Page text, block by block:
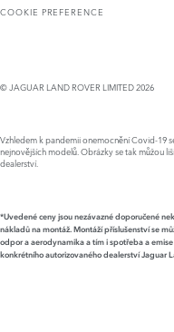
COOKIE PREFERENCE
© JAGUAR LAND ROVER LIMITED 2026
Vzhledem k pandemii onemocnění Covid-19
nejnovějších modelů. Obrázky se tak můžou
dealerství.
*Uvedené ceny jsou nezávazné doporučené
nákladů na montáž. Montáží příslušenství se
odpor a aerodynamika a tím i spotřeba a
konkrétního autorizovaného dealerství Jaguar